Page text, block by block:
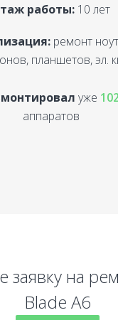
работы:10 лет
ремонт
планшетов, эл.
уже
аппаратов
заявку на
Blade A6